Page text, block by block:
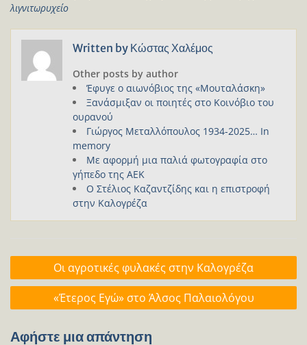
λιγνιτωρυχείο
Written by Κώστας Χαλέμος
Other posts by author
Έφυγε ο αιωνόβιος της «Μουταλάσκη»
Ξανάσμιξαν οι ποιητές στο Κοινόβιο του
ουρανού
Γιώργος Μεταλλόπουλος 1934-2025… In
memory
Με αφορμή μια παλιά φωτογραφία στο
γήπεδο της ΑΕΚ
Ο Στέλιος Καζαντζίδης και η επιστροφή
στην Καλογρέζα
Πλοήγηση
άρθρων
Οι αγροτικές φυλακές στην Καλογρέζα
«Έτερος Εγώ» στο Άλσος Παλαιολόγου
Αφήστε μια απάντηση